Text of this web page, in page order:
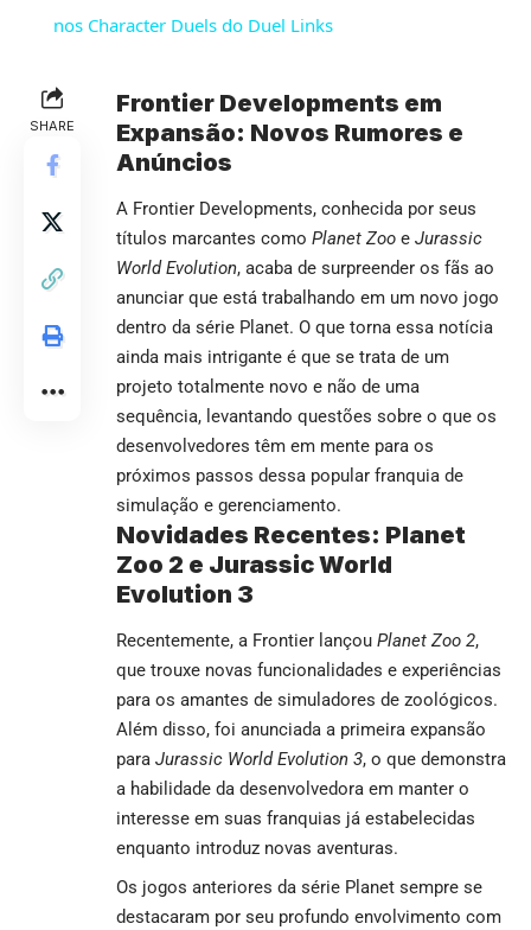
nos Character Duels do Duel Links
SHARE
Frontier Developments em
Expansão: Novos Rumores e
Anúncios
A Frontier Developments, conhecida por seus
títulos marcantes como Planet Zoo e Jurassic
World Evolution, acaba de surpreender os fãs ao
anunciar que está trabalhando em um novo jogo
dentro da série Planet. O que torna essa notícia
ainda mais intrigante é que se trata de um
projeto totalmente novo e não de uma
sequência, levantando questões sobre o que os
desenvolvedores têm em mente para os
próximos passos dessa popular franquia de
simulação e gerenciamento.
Novidades Recentes: Planet
Zoo 2 e Jurassic World
Evolution 3
Recentemente, a Frontier lançou Planet Zoo 2,
que trouxe novas funcionalidades e experiências
para os amantes de simuladores de zoológicos.
Além disso, foi anunciada a primeira expansão
para Jurassic World Evolution 3, o que demonstra
a habilidade da desenvolvedora em manter o
interesse em suas franquias já estabelecidas
enquanto introduz novas aventuras.
Os jogos anteriores da série Planet sempre se
destacaram por seu profundo envolvimento com